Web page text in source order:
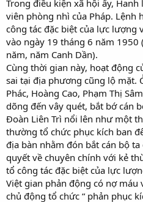
Trong điều kiện xã hội ấy,
viên phòng nhì của Pháp. Lệnh
công tác đặc biệt của lực lượng
vào ngày 19 tháng 6 năm
năm, năm Canh Dần).
Cùng thời gian này, hoạt động
sai tại địa phương cũng lộ mặt.
Phác, Hoàng Cao, Phạm Thị
dõng đến vây quét, bắt bớ cán
Đoàn Liên Trì nổi lên như một
thường tổ chức phục kích ban
địa bàn nhằm đón bắt cán bộ
quyết về chuyên chính với kẻ
tổ công tác đặc biệt của lực
Việt gian phản động có nợ máu
chủ động tổ chức “ phản phục